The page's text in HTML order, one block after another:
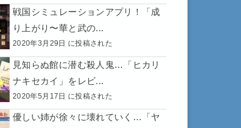
戦国シミュレーションアプリ！「成
り上がり〜華と武の...
2020年3月29日 に投稿された
見知らぬ館に潜む殺人鬼…「ヒカリ
ナキセカイ」をレビ...
2020年5月17日 に投稿された
優しい姉が徐々に壊れていく…「ヤ